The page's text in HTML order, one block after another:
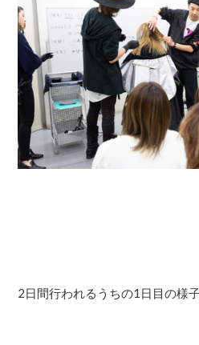
2日間行われるうちの1日目の様